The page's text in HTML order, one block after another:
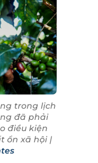
trong lịch
đã phải
điều kiện
ổn xã hội |